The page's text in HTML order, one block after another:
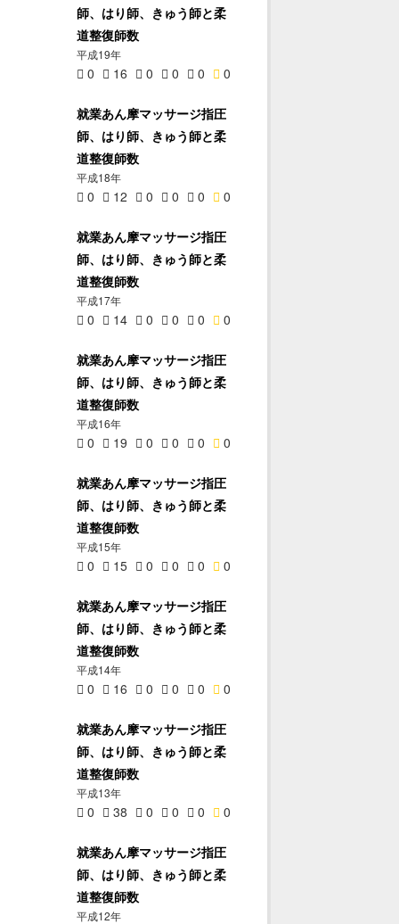
師、はり師、きゅう師と柔
道整復師数
平成19年
0 16 0 0 0 0
就業あん摩マッサージ指圧
師、はり師、きゅう師と柔
道整復師数
平成18年
0 12 0 0 0 0
就業あん摩マッサージ指圧
師、はり師、きゅう師と柔
道整復師数
平成17年
0 14 0 0 0 0
就業あん摩マッサージ指圧
師、はり師、きゅう師と柔
道整復師数
平成16年
0 19 0 0 0 0
就業あん摩マッサージ指圧
師、はり師、きゅう師と柔
道整復師数
平成15年
0 15 0 0 0 0
就業あん摩マッサージ指圧
師、はり師、きゅう師と柔
道整復師数
平成14年
0 16 0 0 0 0
就業あん摩マッサージ指圧
師、はり師、きゅう師と柔
道整復師数
平成13年
0 38 0 0 0 0
就業あん摩マッサージ指圧
師、はり師、きゅう師と柔
道整復師数
平成12年